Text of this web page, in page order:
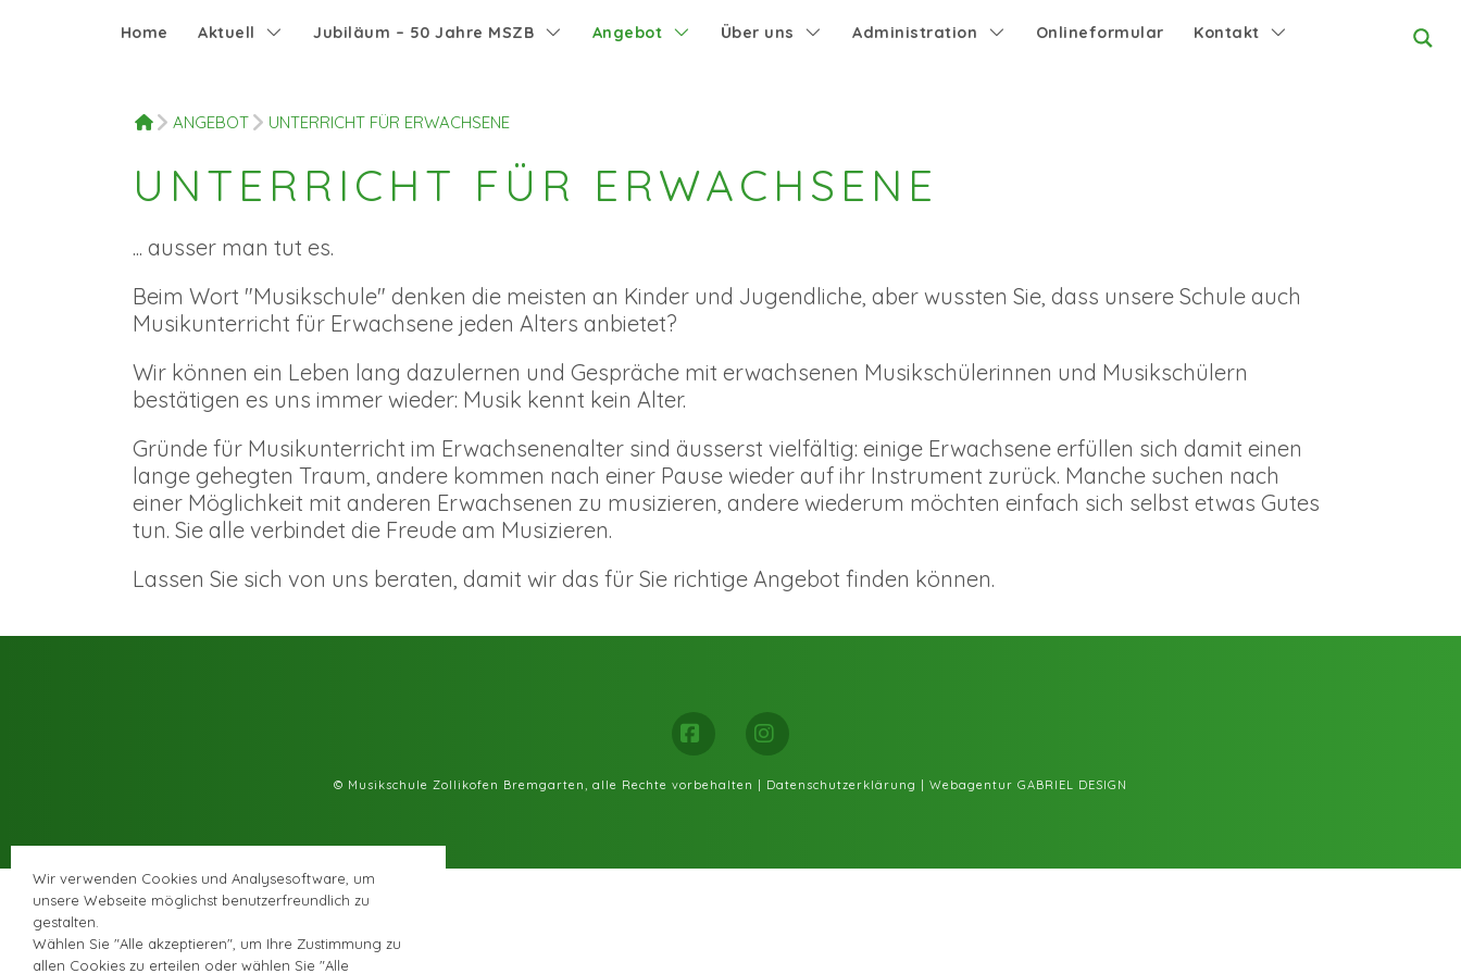
Home Aktuell Jubiläum – 50 Jahre MSZB Angebot Über uns Administration Onlineformular Kontakt
HOMEANGEBOT UNTERRICHT FÜR ERWACHSENE
UNTERRICHT FÜR ERWACHSENE
... ausser man tut es.
Beim Wort "Musikschule" denken die meisten an Kinder und Jugendliche, aber wussten Sie, dass unsere Schule auch
Musikunterricht für Erwachsene jeden Alters anbietet?
Wir können ein Leben lang dazulernen und Gespräche mit erwachsenen Musikschülerinnen und Musikschülern
bestätigen es uns immer wieder: Musik kennt kein Alter.
Gründe für Musikunterricht im Erwachsenenalter sind äusserst vielfältig: einige Erwachsene erfüllen sich damit einen
lange gehegten Traum, andere kommen nach einer Pause wieder auf ihr Instrument zurück. Manche suchen nach
einer Möglichkeit mit anderen Erwachsenen zu musizieren, andere wiederum möchten einfach sich selbst etwas Gutes
tun. Sie alle verbindet die Freude am Musizieren.
Lassen Sie sich von uns beraten, damit wir das für Sie richtige Angebot finden können.
FacebookInstagram
© Musikschule Zollikofen Bremgarten, alle Rechte vorbehalten | Datenschutzerklärung Webagentur GABRIEL DESIGN
Wir verwenden Cookies und Analysesoftware, um
unsere Webseite möglichst benutzerfreundlich zu
gestalten.
Wählen Sie "Alle akzeptieren", um Ihre Zustimmung zu
allen Cookies zu erteilen oder wählen Sie "Alle